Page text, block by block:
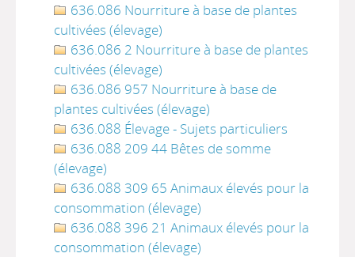
636.086 Nourriture à base de plantes
cultivées (élevage)
636.086 2 Nourriture à base de plantes
cultivées (élevage)
636.086 957 Nourriture à base de
plantes cultivées (élevage)
636.088 Élevage - Sujets particuliers
636.088 209 44 Bêtes de somme
(élevage)
636.088 309 65 Animaux élevés pour la
consommation (élevage)
636.088 396 21 Animaux élevés pour la
consommation (élevage)